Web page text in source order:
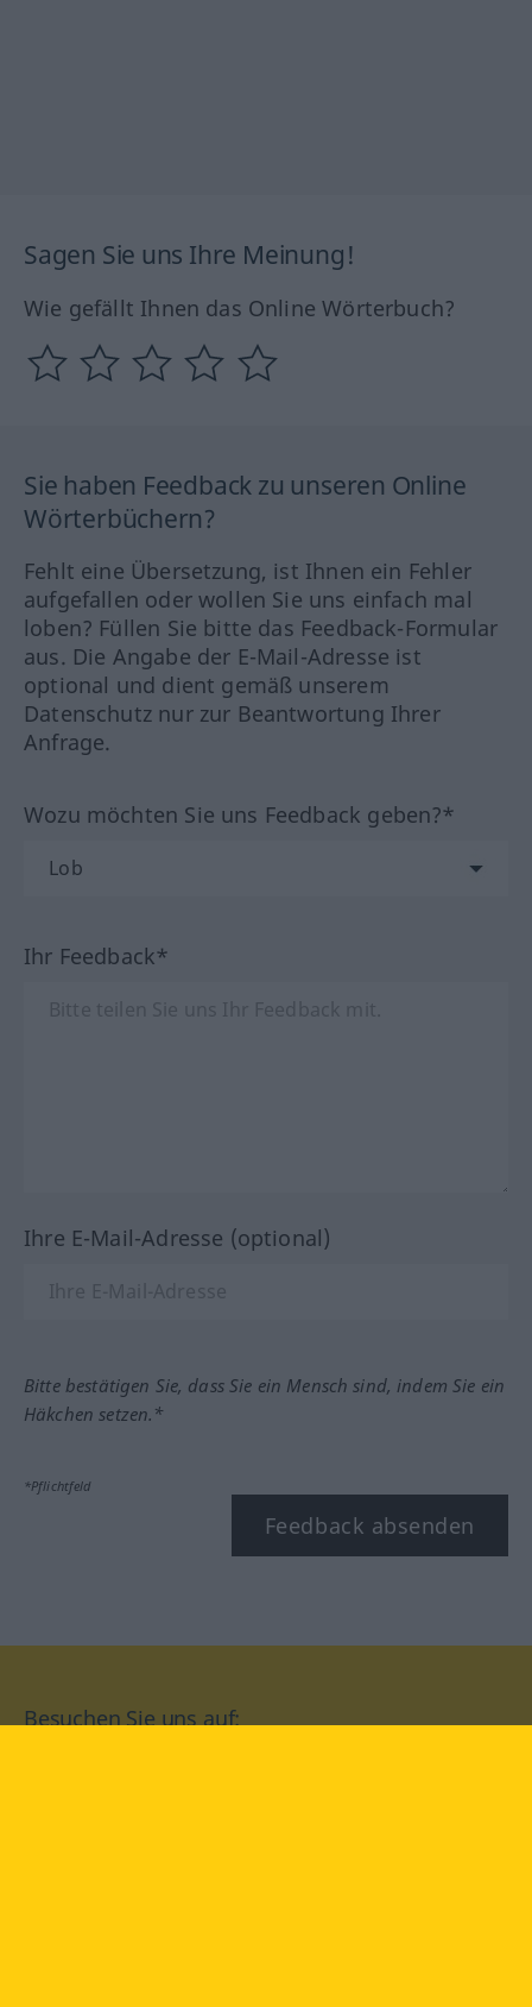
Sagen Sie uns Ihre Meinung!
Wie gefällt Ihnen das Online Wörterbuch?
Sie haben Feedback zu unseren Online
Wörterbüchern?
Fehlt eine Übersetzung, ist Ihnen ein Fehler
aufgefallen oder wollen Sie uns einfach mal
loben? Füllen Sie bitte das Feedback-Formular
aus. Die Angabe der E-Mail-Adresse ist
optional und dient gemäß unserem
Datenschutz nur zur Beantwortung Ihrer
Anfrage.
Wozu möchten Sie uns Feedback geben?*
Ihr Feedback*
Ihre E-Mail-Adresse (optional)
Bitte bestätigen Sie, dass Sie ein Mensch sind, indem Sie ein
Häkchen setzen.*
*Pflichtfeld
Feedback absenden
Besuchen Sie uns auf: